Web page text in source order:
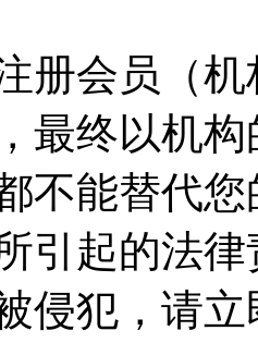
册会员（
最终以机
不能替代
引起的法
侵犯，请